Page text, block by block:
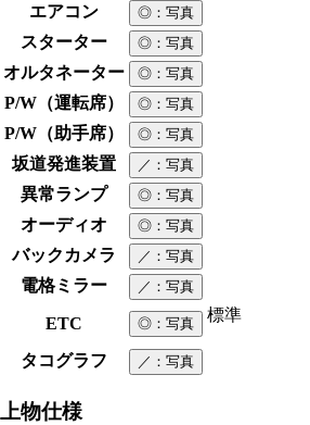
エアコン
◎ ：写真
スターター ◎ ：写真
オルタネーター ◎ ：写真
P/W（運転席） ◎ ：写真
P/W（助手席） ◎ ：写真
坂道発進装置 ／ ：写真
異常ランプ ◎ ：写真
オーディオ ◎ ：写真
バックカメラ ／ ：写真
電格ミラー ／ ：写真
ETC ◎ ：写真 標準
タコグラフ ／ ：写真
上物仕様